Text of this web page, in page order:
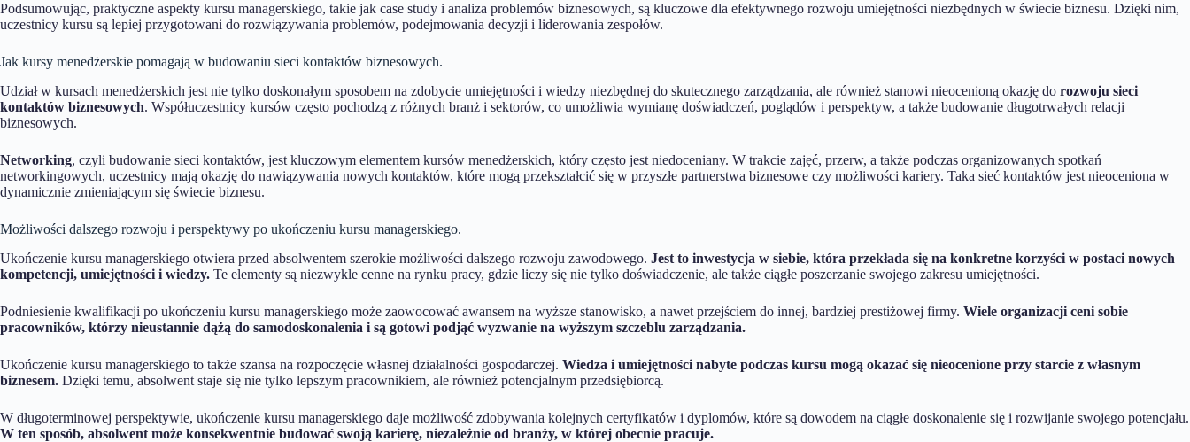
Podsumowując, praktyczne aspekty kursu managerskiego, takie jak case study i analiza problemów biznesowych, są kluczowe dla efektywnego rozwoju umiejętności niezbędnych w świecie biznesu. Dzięki nim,
uczestnicy kursu są lepiej przygotowani do rozwiązywania problemów, podejmowania decyzji i liderowania zespołów.
Jak kursy menedżerskie pomagają w budowaniu sieci kontaktów biznesowych.
Udział w kursach menedżerskich jest nie tylko doskonałym sposobem na zdobycie umiejętności i wiedzy niezbędnej do skutecznego zarządzania, ale również stanowi nieocenioną okazję do rozwoju sieci
kontaktów biznesowych. Współuczestnicy kursów często pochodzą z różnych branż i sektorów, co umożliwia wymianę doświadczeń, poglądów i perspektyw, a także budowanie długotrwałych relacji
biznesowych.
Networking, czyli budowanie sieci kontaktów, jest kluczowym elementem kursów menedżerskich, który często jest niedoceniany. W trakcie zajęć, przerw, a także podczas organizowanych spotkań
networkingowych, uczestnicy mają okazję do nawiązywania nowych kontaktów, które mogą przekształcić się w przyszłe partnerstwa biznesowe czy możliwości kariery. Taka sieć kontaktów jest nieoceniona w
dynamicznie zmieniającym się świecie biznesu.
Możliwości dalszego rozwoju i perspektywy po ukończeniu kursu managerskiego.
Ukończenie kursu managerskiego otwiera przed absolwentem szerokie możliwości dalszego rozwoju zawodowego. Jest to inwestycja w siebie, która przekłada się na konkretne korzyści w postaci nowych
kompetencji, umiejętności i wiedzy. Te elementy są niezwykle cenne na rynku pracy, gdzie liczy się nie tylko doświadczenie, ale także ciągłe poszerzanie swojego zakresu umiejętności.
Podniesienie kwalifikacji po ukończeniu kursu managerskiego może zaowocować awansem na wyższe stanowisko, a nawet przejściem do innej, bardziej prestiżowej firmy. Wiele organizacji ceni sobie
pracowników, którzy nieustannie dążą do samodoskonalenia i są gotowi podjąć wyzwanie na wyższym szczeblu zarządzania.
Ukończenie kursu managerskiego to także szansa na rozpoczęcie własnej działalności gospodarczej. Wiedza i umiejętności nabyte podczas kursu mogą okazać się nieocenione przy starcie z własnym
biznesem. Dzięki temu, absolwent staje się nie tylko lepszym pracownikiem, ale również potencjalnym przedsiębiorcą.
W długoterminowej perspektywie, ukończenie kursu managerskiego daje możliwość zdobywania kolejnych certyfikatów i dyplomów, które są dowodem na ciągłe doskonalenie się i rozwijanie swojego potencjału.
W ten sposób, absolwent może konsekwentnie budować swoją karierę, niezależnie od branży, w której obecnie pracuje.